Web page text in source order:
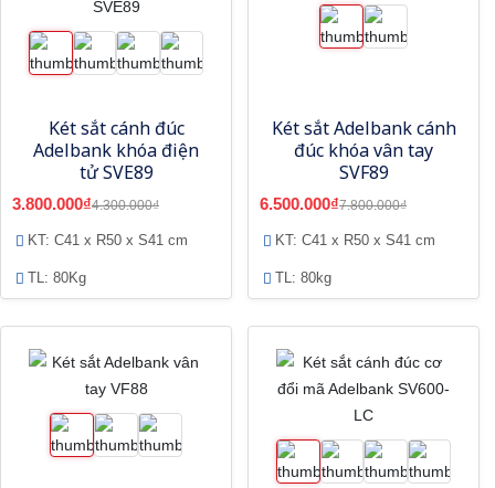
Két sắt cánh đúc
Adelbank khóa điện
tử SVE89
3.800.000₫4.300.000₫
KT: C41 x R50 x S41 cm
TL: 80Kg
Két sắt Adelbank cánh
đúc khóa vân tay
SVF89
6.500.000₫7.800.000₫
KT: C41 x R50 x S41 cm
TL: 80kg